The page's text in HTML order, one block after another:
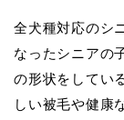
全犬種対応のシ
なったシニアの
の形状をしてい
しい被毛や健康